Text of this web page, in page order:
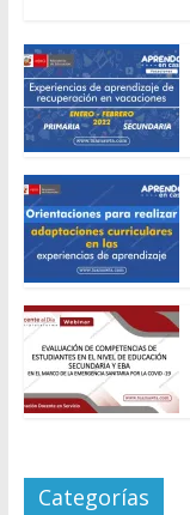
Categorías